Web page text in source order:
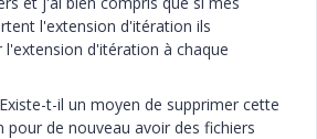
l'extension d'itération ils
d'itération à chaque
t-il un moyen de supprimer cette
de nouveau avoir des fichiers